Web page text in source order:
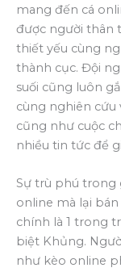
mang đến cá
được người thân
thiết yếu cùng
thành cục. Đội
suối cũng luôn
cùng nghiên cứu
cũng như cuộc
nhiều tin tức để
Sự trù phú trong
online mà lại
chính là 1 trong
biệt Khủng.
như kèo online